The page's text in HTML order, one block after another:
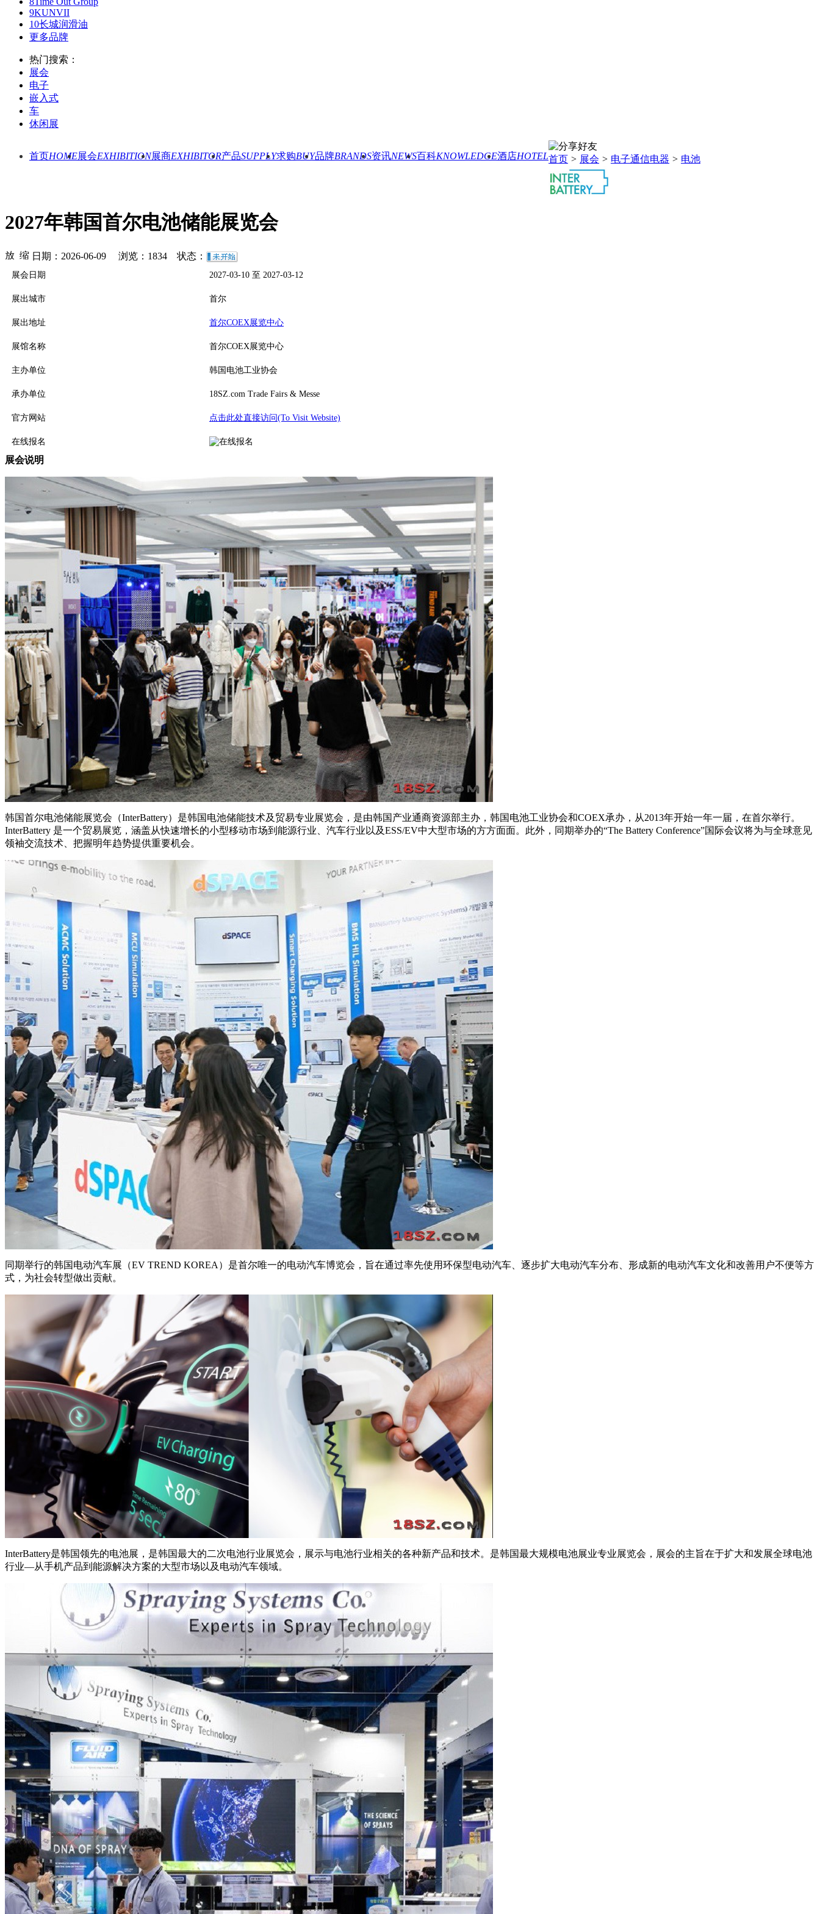
9KUNVII
10长城润滑油
更多品牌
热门搜索：
展会
电子
嵌入式
车
休闲展
首页HOME展会EXHIBITION展商EXHIBITOR产品SUPPLY求购BUY品牌BRANDS资讯NEWS百科KNOWLEDGE酒店HOTEL首页 > 展会 > 电子通信电器 > 电池
2027年韩国首尔电池储能展览会
日期：2026-06-09 浏览： 1834 状态：
展会日期 2027-03-10 至 2027-03-12
展出城市 首尔
展出地址 首尔COEX展览中心
展馆名称 首尔COEX展览中心
主办单位 韩国电池工业协会
承办单位 18SZ.com Trade Fairs & Messe
官方网站 点击此处直接访问(To Visit Website)
在线报名
展会说明
韩国首尔电池储能展览会（InterBattery）是韩国电池储能技术及贸易专业展览会，是由韩国产业通商资源部主办，韩国电池工业协会和COEX承办，从2013年开始一年一届，在首尔举行。
InterBattery 是一个贸易展览，涵盖从快速增长的小型移动市场到能源行业、汽车行业以及ESS/EV中大型市场的方方面面。此外，同期举办的“The Battery Conference”国际会议将为与全球意见
领袖交流技术、把握明年趋势提供重要机会。
同期举行的韩国电动汽车展（EV TREND KOREA）是首尔唯一的电动汽车博览会，旨在通过率先使用环保型电动汽车、逐步扩大电动汽车分布、形成新的电动汽车文化和改善用户不便等方
式，为社会转型做出贡献。
InterBattery是韩国领先的电池展，是韩国最大的二次电池行业展览会，展示与电池行业相关的各种新产品和技术。是韩国最大规模电池展业专业展览会，展会的主旨在于扩大和发展全球电池
行业—从手机产品到能源解决方案的大型市场以及电动汽车领域。